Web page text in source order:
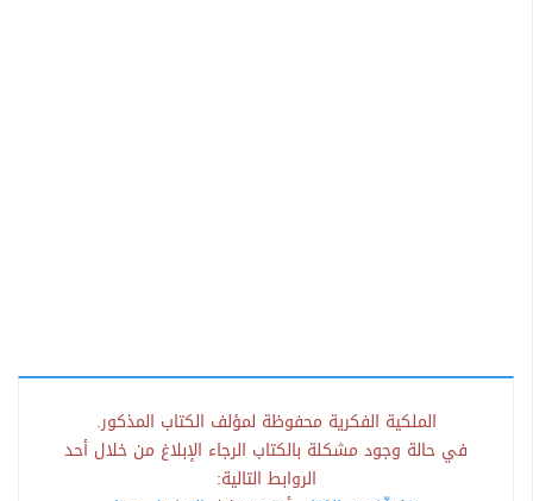
الملكية الفكرية محفوظة لمؤلف الكتاب المذكور.
في حالة وجود مشكلة بالكتاب الرجاء الإبلاغ من خلال أحد
الروابط التالية: